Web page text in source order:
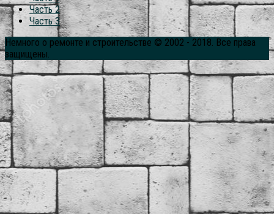
Часть 2
Часть 3
Немного о ремонте и строительстве © 2002 - 2018. Все права
защищены.